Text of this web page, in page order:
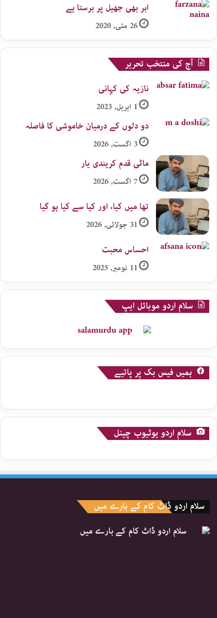
ابر بھی جھیل پر برستا ہے
26 مئی, 2020
آج کی منتخب تحریر
نازیہ کی کہانی
1 اپریل, 2023
دو دلوں کے درمیان خاموشی کا فاصلہ
3 اگست, 2026
ماٹی قدم کریندی یار
7 اگست, 2026
تھا میں کیا، اور کیا سے کیا ہو گیا
31 جولائی, 2026
احساس محبت
11 نومبر, 2025
سلام اردو موبائل ایپ
ہمیں فیس بک پر پائیے
سلام اردو یوٹیوب چینل
سلام اردو ڈاٹ کام کے بارے میں